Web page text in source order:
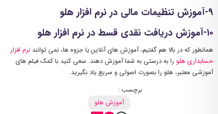
۹-آموزش تنظیمات مالی در نرم افزار هلو
۱۰-آموزش دریافت نقدی قسط در نرم افزار هلو
همانطور که در بالا هم گفتیم، آموزش های آنلاین یا جزوه ها، نمی توانند نرم افزار
حسابداری هلو را به درستی به شما آموزش دهند. سعی کنید با کمک فیلم های
آموزشی معتبر، هلو را بصورت اصولی و سریع یاد بگیرید.
برچسب :
آموزش هلو